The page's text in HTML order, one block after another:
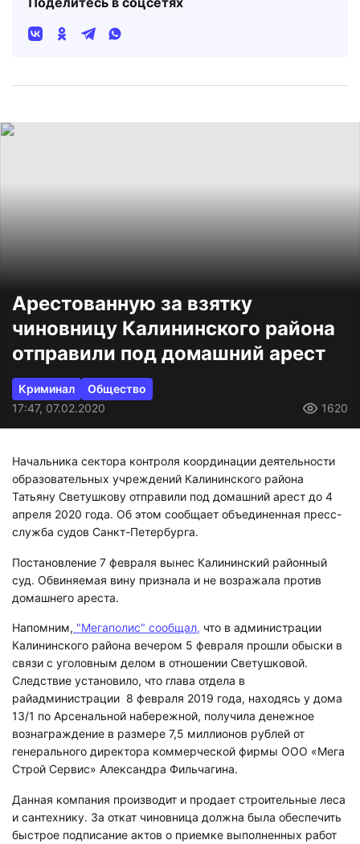
Арестованную за взятку
чиновницу Калининского района
отправили под домашний арест
Криминал
Общество
17:47, 07.02.2020
1620
Начальника сектора контроля координации деятельности
образовательных учреждений Калининского района
Татьяну Светушкову отправили под домашний арест до 4
апреля 2020 года. Об этом сообщает объединенная пресс-
служба судов Санкт-Петербурга.
Постановление 7 февраля вынес Калининский районный
суд. Обвиняемая вину признала и не возражала против
домашнего ареста.
Напомним, "Мегаполис" сообщал, что в администрации
Калининского района вечером 5 февраля прошли обыски в
связи с уголовным делом в отношении Светушковой.
Следствие установило, что глава отдела в
райадминистрации 8 февраля 2019 года, находясь у дома
13/1 по Арсенальной набережной, получила денежное
вознаграждение в размере 7,5 миллионов рублей от
генерального директора коммерческой фирмы ООО «Мега
Строй Сервис» Александра Фильчагина.
Данная компания производит и продает строительные леса
и сантехнику. За откат чиновница должна была обеспечить
быстрое подписание актов о приемке выполненных работ